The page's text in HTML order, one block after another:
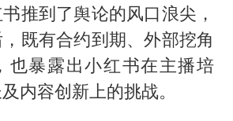
推到了舆论的风口浪尖，
既有合约到期、外部挖角
也暴露出小红书在主播培
内容创新上的挑战。